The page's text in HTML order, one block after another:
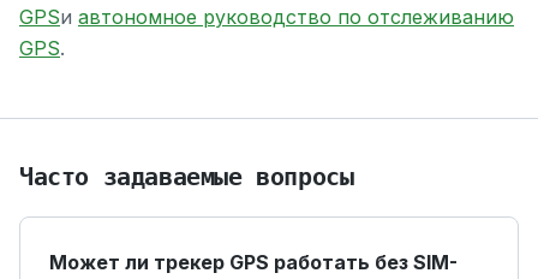
GPSи автономное руководство по отслеживанию
GPS.
Часто задаваемые вопросы
Может ли трекер GPS работать без SIM-